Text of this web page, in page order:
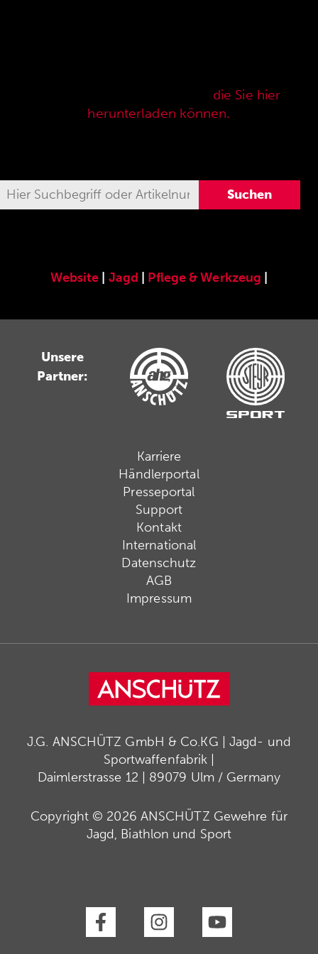
die Sie hier
herunterladen können.
Website Jagd Pflege & Werkzeug
Unsere
Partner:
Karriere
Händlerportal
Presseportal
Support
Kontakt
International
Datenschutz
AGB
Impressum
J.G. ANSCHÜTZ GmbH & Co.KG | Jagd- und
Sportwaffenfabrik |
Daimlerstrasse 12 | 89079 Ulm / Germany
Copyright © 2026 ANSCHÜTZ Gewehre für
Jagd, Biathlon und Sport